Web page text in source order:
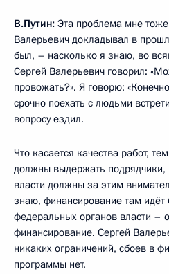
В.Путин: Эта проблема мне
Валерьевич докладывал в
был, – насколько я знаю, во
Сергей Валерьевич говорил:
провожать?». Я говорю:
срочно поехать с людьми
вопросу ездил.
Что касается качества работ,
должны выдержать
власти должны за этим
знаю, финансирование там идёт
федеральных органов власти –
финансирование. Сергей
никаких ограничений, сбоев в
программы нет.